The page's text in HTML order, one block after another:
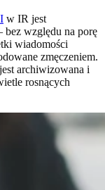
w IR jest
bez względu na porę
wiadomości
zmęczeniem.
archiwizowana i
rosnących